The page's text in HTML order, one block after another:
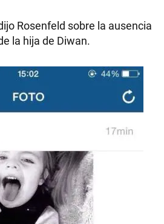
Rosenfeld sobre la ausencia
la hija de Diwan.